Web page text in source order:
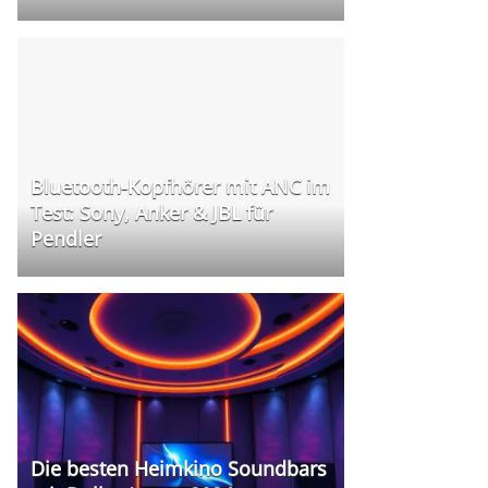
Bluetooth-Kopfhörer mit ANC im
Test: Sony, Anker & JBL für
Pendler
Die besten Heimkino Soundbars